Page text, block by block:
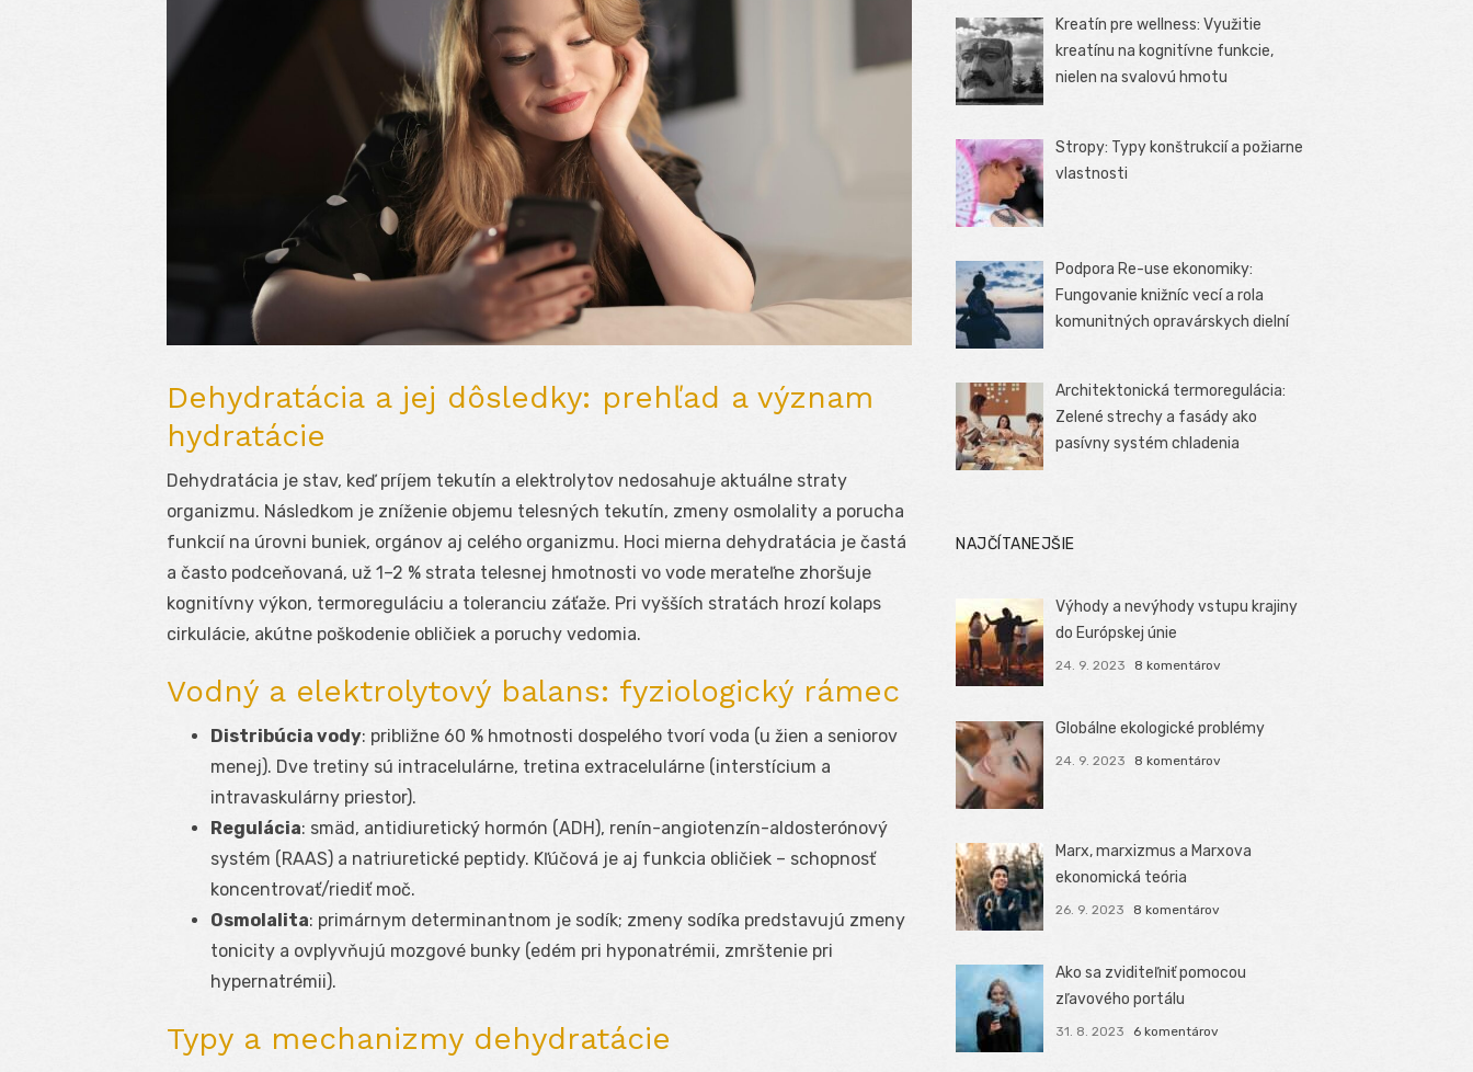
Dehydratácia a jej dôsledky: prehľad a význam
hydratácie
Dehydratácia je stav, keď príjem tekutín a elektrolytov nedosahuje aktuálne straty
organizmu. Následkom je zníženie objemu telesných tekutín, zmeny osmolality a porucha
funkcií na úrovni buniek, orgánov aj celého organizmu. Hoci mierna dehydratácia je častá
a často podceňovaná, už 1–2 % strata telesnej hmotnosti vo vode merateľne zhoršuje
kognitívny výkon, termoreguláciu a toleranciu záťaže. Pri vyšších stratách hrozí kolaps
cirkulácie, akútne poškodenie obličiek a poruchy vedomia.
Vodný a elektrolytový balans: fyziologický rámec
Distribúcia vody: približne 60 % hmotnosti dospelého tvorí voda (u žien a seniorov
menej). Dve tretiny sú intracelulárne, tretina extracelulárne (interstícium a
intravaskulárny priestor).
Regulácia: smäd, antidiuretický hormón (ADH), renín-angiotenzín-aldosterónový
systém (RAAS) a natriuretické peptidy. Kľúčová je aj funkcia obličiek – schopnosť
koncentrovať/riediť moč.
Osmolalita: primárnym determinantnom je sodík; zmeny sodíka predstavujú zmeny
tonicity a ovplyvňujú mozgové bunky (edém pri hyponatrémii, zmrštenie pri
hypernatrémii).
Typy a mechanizmy dehydratácie
Kreatín pre wellness: Využitie
kreatínu na kognitívne funkcie,
nielen na svalovú hmotu
Stropy: Typy konštrukcií a požiarne
vlastnosti
Podpora Re-use ekonomiky:
Fungovanie knižníc vecí a rola
komunitných opravárskych dielní
Architektonická termoregulácia:
Zelené strechy a fasády ako
pasívny systém chladenia
NAJČÍTANEJŠIE
Výhody a nevýhody vstupu krajiny
do Európskej únie
24. 9. 2023 8 komentárov
Globálne ekologické problémy
24. 9. 2023 8 komentárov
Marx, marxizmus a Marxova
ekonomická teória
26. 9. 2023 8 komentárov
Ako sa zviditeľniť pomocou
zľavového portálu
31. 8. 2023 6 komentárov